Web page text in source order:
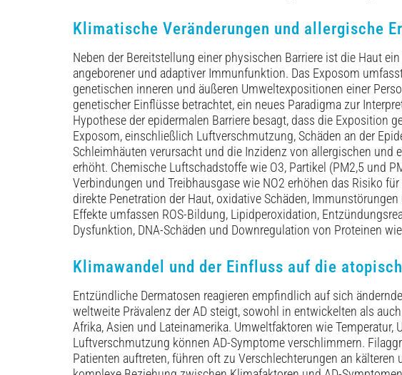
Klimatische Veränderungen und allergische
Neben der Bereitstellung einer physischen Barriere ist die Haut
angeborener und adaptiver Immunfunktion. Das Exposom
genetischen inneren und äußeren Umweltexpositionen einer
genetischer Einflüsse betrachtet, ein neues Paradigma zur
Hypothese der epidermalen Barriere besagt, dass die Exposition
Exposom, einschließlich Luftverschmutzung, Schäden an der
Schleimhäuten verursacht und die Inzidenz von allergischen und
erhöht. Chemische Luftschadstoffe wie O3, Partikel (PM2,5 und
Verbindungen und Treibhausgase wie NO2 erhöhen das Risiko
direkte Penetration der Haut, oxidative Schäden,
Effekte umfassen ROS-Bildung, Lipidperoxidation,
Dysfunktion, DNA-Schäden und Downregulation von Proteinen
Klimawandel und der Einfluss auf die
Entzündliche Dermatosen reagieren empfindlich auf sich
weltweite Prävalenz der AD steigt, sowohl in entwickelten als
Afrika, Asien und Lateinamerika. Umweltfaktoren wie Temperatur,
Luftverschmutzung können AD-Symptome verschlimmern.
Patienten auftreten, führen oft zu Verschlechterungen an kälteren